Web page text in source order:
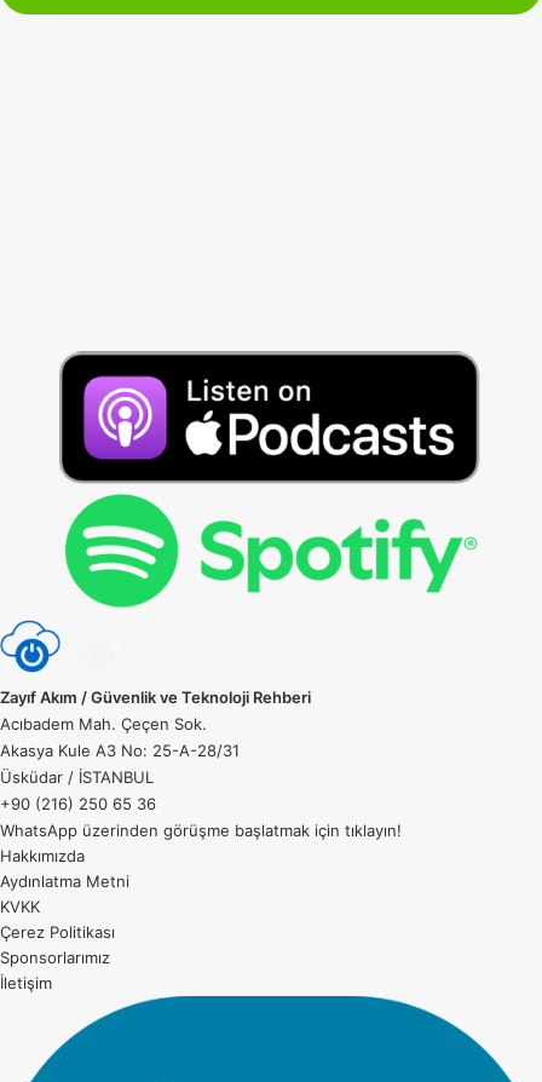
Zayıf Akım / Güvenlik ve Teknoloji Rehberi
Acıbadem Mah. Çeçen Sok.
Akasya Kule A3 No: 25-A-28/31
Üsküdar / İSTANBUL
+90 (216) 250 65 36
WhatsApp üzerinden görüşme başlatmak için tıklayın!
Hakkımızda
Aydınlatma Metni
KVKK
Çerez Politikası
Sponsorlarımız
İletişim